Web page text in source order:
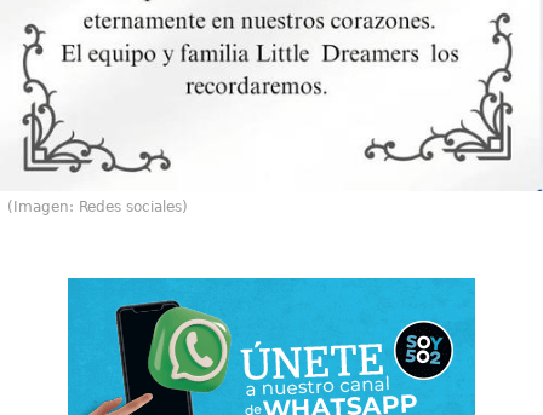
(Imagen: Redes sociales)